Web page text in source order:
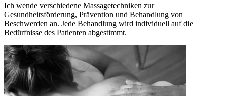
Ich wende verschiedene Massagetechniken zur
Gesundheitsförderung, Prävention und Behandlung von
Beschwerden an. Jede Behandlung wird individuell auf die
Bedürfnisse des Patienten abgestimmt.